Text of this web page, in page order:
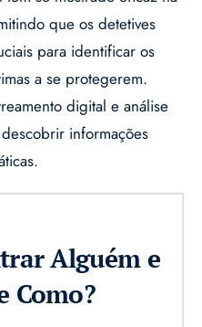
que os detetives
para identificar os
a se protegerem.
digital e análise
informações
Alguém e
Como?